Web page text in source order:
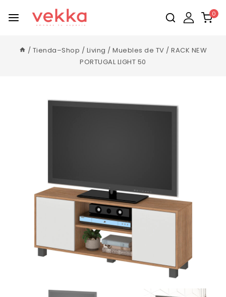
0
/ Tienda–Shop / Living / Muebles de TV / RACK NEW
PORTUGAL LIGHT 50